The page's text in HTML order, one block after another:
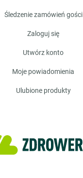
śledzenie zamówień gości
zaloguj się
utwórz konto
moje powiadomienia
ulubione produkty